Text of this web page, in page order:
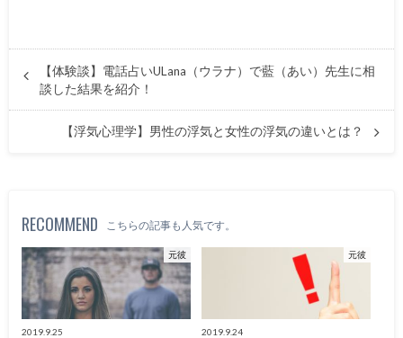
【体験談】電話占いULana（ウラナ）で藍（あい）先生に相
談した結果を紹介！
【浮気心理学】男性の浮気と女性の浮気の違いとは？
RECOMMEND こちらの記事も人気です。
元彼
2019.9.25
元彼
2019.9.24